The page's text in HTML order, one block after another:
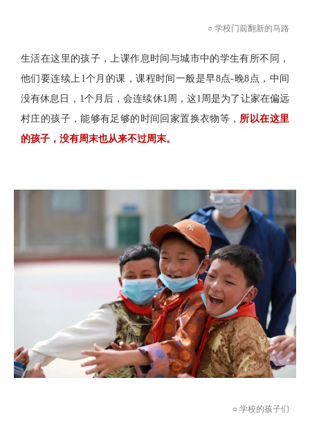
○ 学校门前翻新的马路
生活在这里的孩子，上课作息时间与城市中的学生有所不同，
他们要连续上1个月的课，课程时间一般是早8点-晚8点，中间
没有休息日，1个月后，会连续休1周，这1周是为了让家在偏远
村庄的孩子，能够有足够的时间回家置换衣物等， 所以在这里
的孩子，没有周末也从来不过周末。
○ 学校的孩子们